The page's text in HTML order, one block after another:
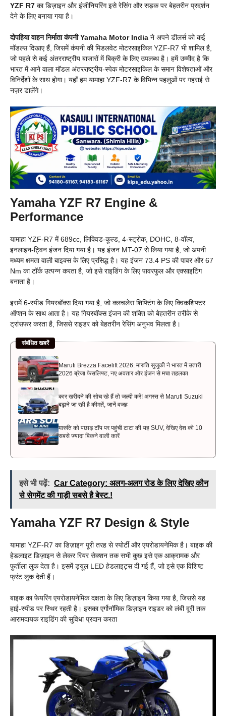
YZF R7 का डिज़ाइन और इंजीनियरिंग इसे रेसिंग और सड़क पर बेहतरीन प्रदर्शन
देने के लिए बनाया गया है।
दोपहिया वाहन निर्माता कंपनी Yamaha Motor India ने अपने डीलर्स को कई
मॉडल्स दिखाए हैं, जिसमें कंपनी की मिडलवेट मोटरसाइकिल YZF-R7 भी शामिल है,
जो पहले से कई अंतरराष्ट्रीय बाजारों में बिक्री के लिए उपलब्ध है। हमें उम्मीद है कि
भारत में आने वाला मॉडल अंतरराष्ट्रीय-स्पेक मोटरसाइकिल के समान विशेषताओं और
विनिर्देशों के साथ होगा। यहाँ हम यामाहा YZF-R7 के विभिन्न पहलुओं पर गहराई से
नज़र डालेंगे।
Yamaha YZF R7 Engine &
Performance
यामाहा YZF-R7 में 689cc, लिक्विड-कूल्ड, 4-स्ट्रोक, DOHC, 8-वॉल्व,
इनलाइन-ट्विन इंजन दिया गया है। यह इंजन MT-07 से लिया गया है, जो अपनी
मध्यम क्षमता वाली बाइक्स के लिए प्रसिद्ध है। यह इंजन 73.4 PS की पावर और 67
Nm का टॉर्क उत्पन्न करता है, जो इसे राइडिंग के लिए पावरफुल और एक्साइटिंग
बनाता है।
इसमें 6-स्पीड गियरबॉक्स दिया गया है, जो क्लचलेस शिफ्टिंग के लिए क्विकशिफ्टर
ऑप्शन के साथ आता है। यह गियरबॉक्स इंजन की शक्ति को बेहतरीन तरीके से
ट्रांसफर करता है, जिससे राइडर को बेहतरीन रेसिंग अनुभव मिलता है।
संबंधित खबरें
Maruti Brezza Facelift 2026: मारुति सुजुकी ने भारत में उतारी
2026 ब्रेजा फेसलिफ्ट, नए अवतार और इंजन से मचा तहलका
कार खरीदने की सोच रहे हैं तो जल्दी करें! अगस्त से Maruti Suzuki
बढ़ाने जा रही है कीमतें, जानें वजह
मारुति को पछाड़ टॉप पर पहुंची टाटा की यह SUV, देखिए देश की 10
सबसे ज्यादा बिकने वाली कारें
इसे भी पढ़ें: Car Category: अलग-अलग रोड के लिए देखिए कौन
से सेगमेंट की गाड़ी सबसे है बेस्ट.!
Yamaha YZF R7 Design & Style
यामाहा YZF-R7 का डिज़ाइन पूरी तरह से स्पोर्टी और एयरोडायनेमिक है। बाइक की
हेडलाइट डिज़ाइन से लेकर रियर सेक्शन तक सभी कुछ इसे एक आक्रामक और
फुर्तीला लुक देता है। इसमें ड्यूल LED हेडलाइट्स दी गई हैं, जो इसे एक विशिष्ट
फ्रंट लुक देती हैं।
बाइक का फेयरिंग एयरोडायनेमिक दक्षता के लिए डिज़ाइन किया गया है, जिससे यह
हाई-स्पीड पर स्थिर रहती है। इसका एर्गोनॉमिक डिज़ाइन राइडर को लंबी दूरी तक
आरामदायक राइडिंग की सुविधा प्रदान करता